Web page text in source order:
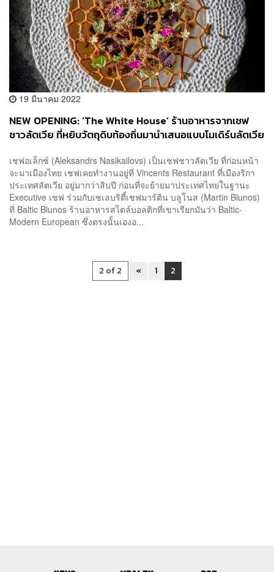
19 มีนาคม 2022
NEW OPENING: ‘The White House’ ร้านอาหารจากเชฟ
ชาวลัตเวีย ที่หยิบวัตถุดิบท้องถิ่นมานำเสนอแบบโมเดิร์นลัตเวีย
เชฟอเล็กซ์ (Aleksandrs Nasikailovs) เป็นเชฟชาวลัตเวีย ที่ก่อนหน้า
จะมาเมืองไทย เชฟเคยทำงานอยู่ที่ Vincents Restaurant ที่เมืองริกา
ประเทศลัตเวีย อยู่มากว่าสิบปี ก่อนที่จะย้ายมาประเทศไทยในฐานะ
Executive เชฟ ร่วมกับเซเลบริตี้เชฟมาร์ติน บลูโนส (Martin Blunos)
ที่ Baltic Blunos ร้านอาหารสไตล์บอลติกที่เขาเรียกมันว่า Baltic-
Modern European ซึ่งตรงนั้นเองอ...
2 of 2 « 1 2